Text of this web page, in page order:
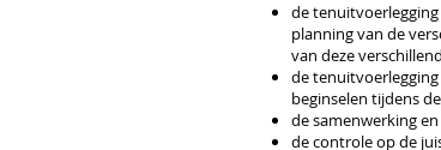
de
planning van de
van deze
de
beginselen tijdens
de samenwerking
de controle op de